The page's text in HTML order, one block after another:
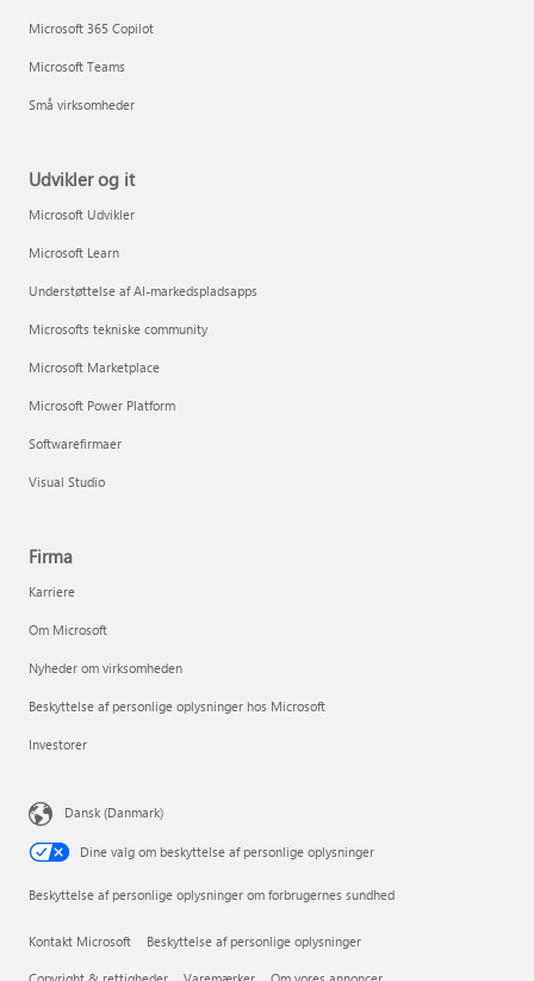
Microsoft 365 Copilot
Microsoft Teams
Små virksomheder
Udvikler og it
Microsoft Udvikler
Microsoft Learn
Understøttelse af AI-markedspladsapps
Microsofts tekniske community
Microsoft Marketplace
Microsoft Power Platform
Softwarefirmaer
Visual Studio
Firma
Karriere
Om Microsoft
Nyheder om virksomheden
Beskyttelse af personlige oplysninger hos Microsoft
Investorer
Dansk (Danmark)
Dine valg om beskyttelse af personlige oplysninger
Beskyttelse af personlige oplysninger om forbrugernes sundhed
Kontakt Microsoft Beskyttelse af personlige oplysninger